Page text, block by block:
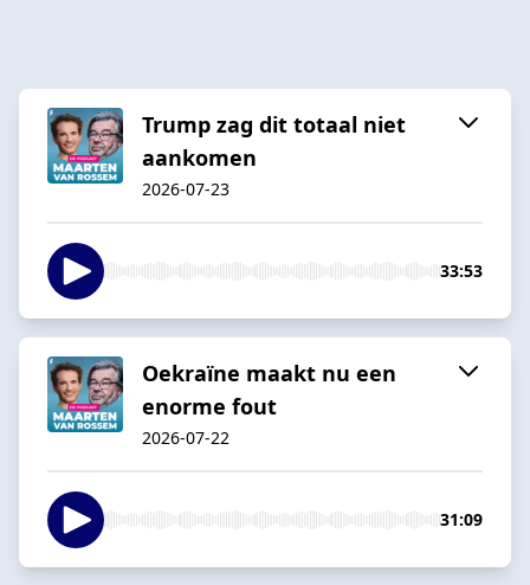
Trump zag dit totaal niet
aankomen
2026-07-23
33:53
Oekraïne maakt nu een
enorme fout
2026-07-22
31:09